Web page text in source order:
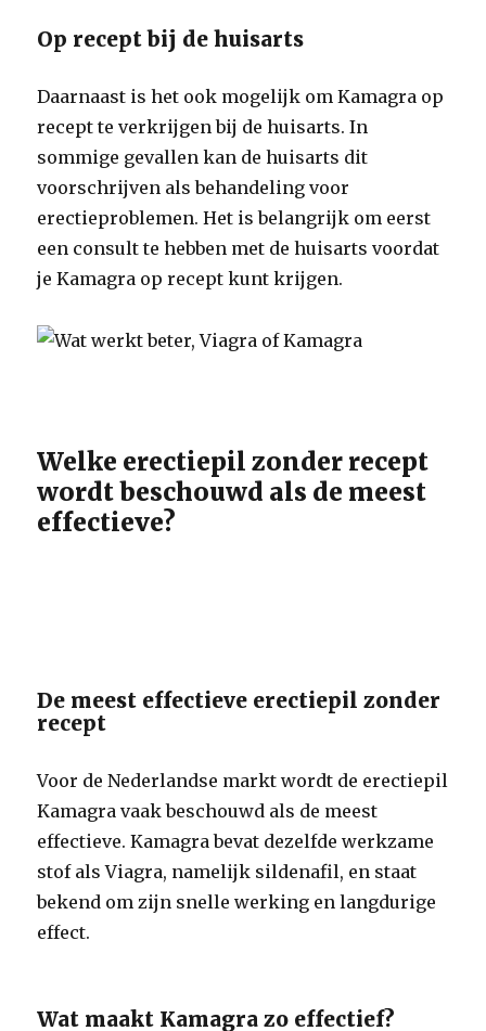
Op recept bij de huisarts
Daarnaast is het ook mogelijk om Kamagra op
recept te verkrijgen bij de huisarts. In
sommige gevallen kan de huisarts dit
voorschrijven als behandeling voor
erectieproblemen. Het is belangrijk om eerst
een consult te hebben met de huisarts voordat
je Kamagra op recept kunt krijgen.
Welke erectiepil zonder recept
wordt beschouwd als de meest
effectieve?
De meest effectieve erectiepil zonder
recept
Voor de Nederlandse markt wordt de erectiepil
Kamagra vaak beschouwd als de meest
effectieve. Kamagra bevat dezelfde werkzame
stof als Viagra, namelijk sildenafil, en staat
bekend om zijn snelle werking en langdurige
effect.
Wat maakt Kamagra zo effectief?